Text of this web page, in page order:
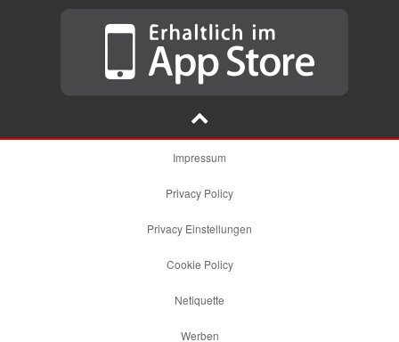
Impressum
Privacy Policy
Privacy Einstellungen
Cookie Policy
Netiquette
Werben